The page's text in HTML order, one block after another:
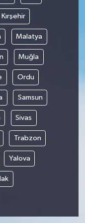
Kırşehir
Malatya
Muğla
Ordu
Samsun
Sivas
Trabzon
Yalova